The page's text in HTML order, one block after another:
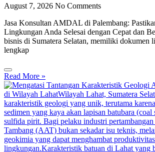
August 7, 2026 No Comments
Jasa Konsultan AMDAL di Palembang:
Lingkungan Anda Selesai dengan Cepat dan
bisnis di Sumatera Selatan, memiliki dokumen
lengkap
Read More »